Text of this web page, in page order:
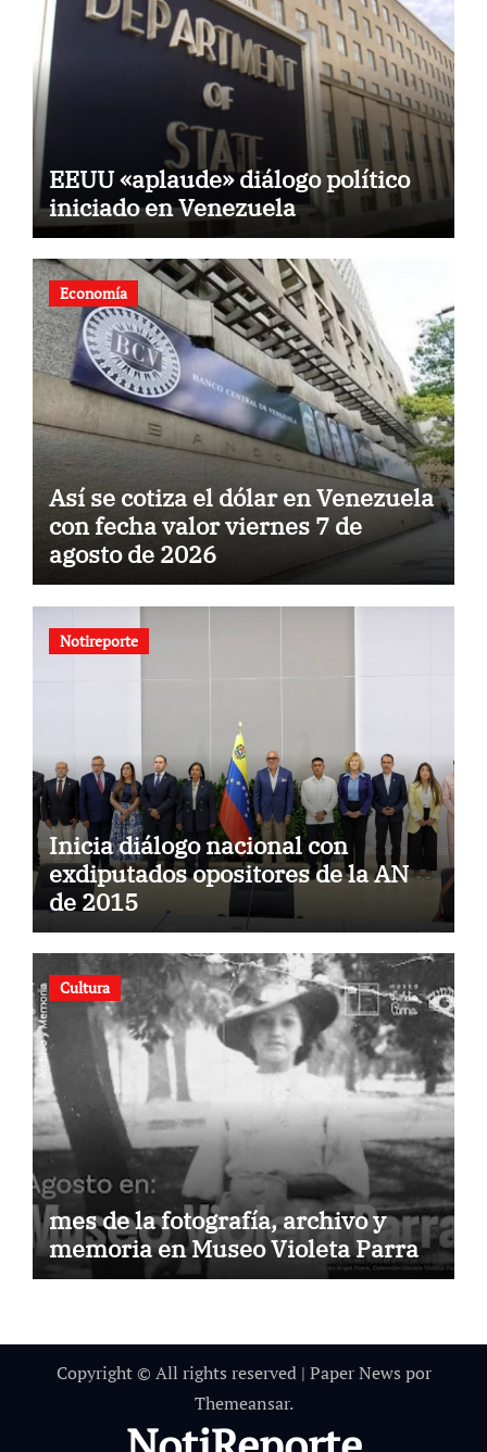
EEUU «aplaude» diálogo político
iniciado en Venezuela
Economía
Así se cotiza el dólar en Venezuela
con fecha valor viernes 7 de
agosto de 2026
Notireporte
Inicia diálogo nacional con
exdiputados opositores de la AN
de 2015
Cultura
mes de la fotografía, archivo y
memoria en Museo Violeta Parra
Copyright © All rights reserved | Paper News por
Themeansar.